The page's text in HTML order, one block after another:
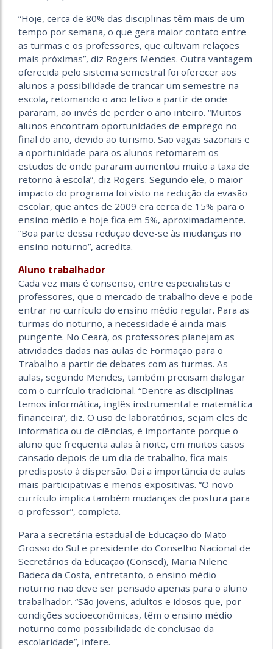
“Hoje, cerca de 80% das disciplinas têm mais de um
tempo por semana, o que gera maior contato entre
as turmas e os professores, que cultivam relações
mais próximas”, diz Rogers Mendes. Outra vantagem
oferecida pelo sistema semestral foi oferecer aos
alunos a possibilidade de trancar um semestre na
escola, retomando o ano letivo a partir de onde
pararam, ao invés de perder o ano inteiro. “Muitos
alunos encontram oportunidades de emprego no
final do ano, devido ao turismo. São vagas sazonais e
a oportunidade para os alunos retomarem os
estudos de onde pararam aumentou muito a taxa de
retorno à escola”, diz Rogers. Segundo ele, o maior
impacto do programa foi visto na redução da evasão
escolar, que antes de 2009 era cerca de 15% para o
ensino médio e hoje fica em 5%, aproximadamente.
“Boa parte dessa redução deve-se às mudanças no
ensino noturno”, acredita.
Aluno trabalhador
Cada vez mais é consenso, entre especialistas e
professores, que o mercado de trabalho deve e pode
entrar no currículo do ensino médio regular. Para as
turmas do noturno, a necessidade é ainda mais
pungente. No Ceará, os professores planejam as
atividades dadas nas aulas de Formação para o
Trabalho a partir de debates com as turmas. As
aulas, segundo Mendes, também precisam dialogar
com o currículo tradicional. “Dentre as disciplinas
temos informática, inglês instrumental e matemática
financeira”, diz. O uso de laboratórios, sejam eles de
informática ou de ciências, é importante porque o
aluno que frequenta aulas à noite, em muitos casos
cansado depois de um dia de trabalho, fica mais
predisposto à dispersão. Daí a importância de aulas
mais participativas e menos expositivas. “O novo
currículo implica também mudanças de postura para
o professor”, completa.
Para a secretária estadual de Educação do Mato
Grosso do Sul e presidente do Conselho Nacional de
Secretários da Educação (Consed), Maria Nilene
Badeca da Costa, entretanto, o ensino médio
noturno não deve ser pensado apenas para o aluno
trabalhador. “São jovens, adultos e idosos que, por
condições socioeconômicas, têm o ensino médio
noturno como possibilidade de conclusão da
escolaridade”, infere.